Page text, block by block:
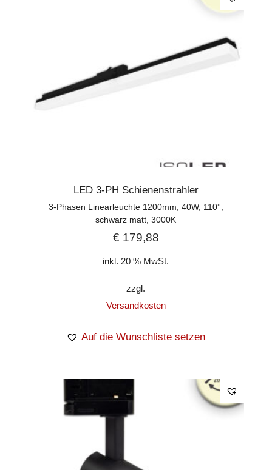
LED 3-PH Schienenstrahler
3-Phasen Linearleuchte 1200mm, 40W, 110°,
schwarz matt, 3000K
€179,88
inkl. 20 % MwSt.
zzgl.
Versandkosten
Auf die Wunschliste setzen